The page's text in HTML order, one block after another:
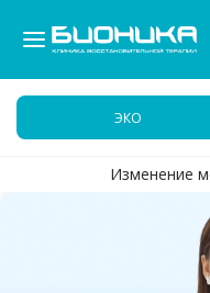
ЭКО
Изменение